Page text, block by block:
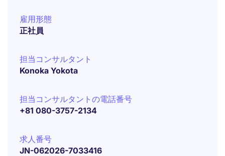
雇用形態
正社員
担当コンサルタント
Konoka Yokota
担当コンサルタントの電話番号
+81 080-3757-2134
求人番号
JN-062026-7033416